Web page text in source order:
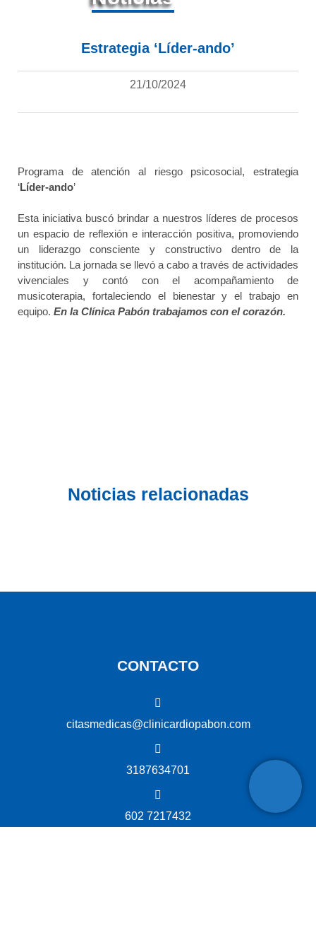
Estrategia ‘Líder-ando’
21/10/2024
Programa de atención al riesgo psicosocial, estrategia
‘Líder-ando’
Esta iniciativa buscó brindar a nuestros líderes de procesos
un espacio de reflexión e interacción positiva, promoviendo
un liderazgo consciente y constructivo dentro de la
institución. La jornada se llevó a cabo a través de actividades
vivenciales y contó con el acompañamiento de
musicoterapia, fortaleciendo el bienestar y el trabajo en
equipo. En la Clínica Pabón trabajamos con el corazón.
Noticias relacionadas
CONTACTO
citasmedicas@clinicardiopabon.com
3187634701
602 7217432